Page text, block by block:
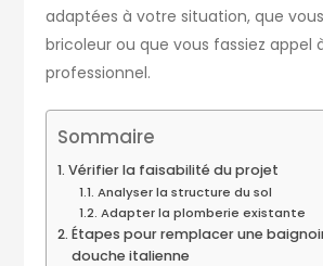
adaptées à votre situation, que
bricoleur ou que vous fassiez appel
professionnel.
Sommaire
Vérifier la faisabilité du projet
Analyser la structure du sol
Adapter la plomberie existante
Étapes pour remplacer une
douche italienne